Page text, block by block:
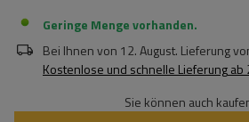
Geringe Menge vorhanden
Bei Ihnen von 12. August. Lieferung
Kostenlose und schnelle Lieferungab
Sie können auch